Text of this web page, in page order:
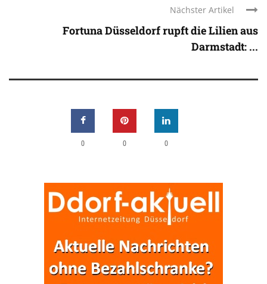
Nächster Artikel
Fortuna Düsseldorf rupft die Lilien aus
Darmstadt: ...
0 0 0